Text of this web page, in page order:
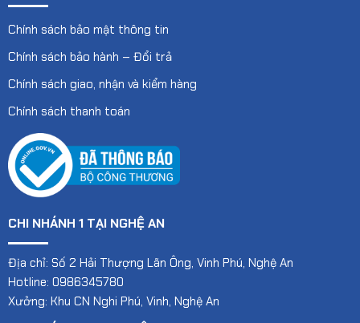
Chính sách bảo mật thông tin
Chính sách bảo hành – Đổi trả
Chính sách giao, nhận và kiểm hàng
Chính sách thanh toán
CHI NHÁNH 1 TẠI NGHỆ AN
Địa chỉ: Số 2 Hải Thượng Lãn Ông, Vinh Phú, Nghệ An
Hotline: 0986345780
Xưởng: Khu CN Nghi Phú, Vinh, Nghệ An